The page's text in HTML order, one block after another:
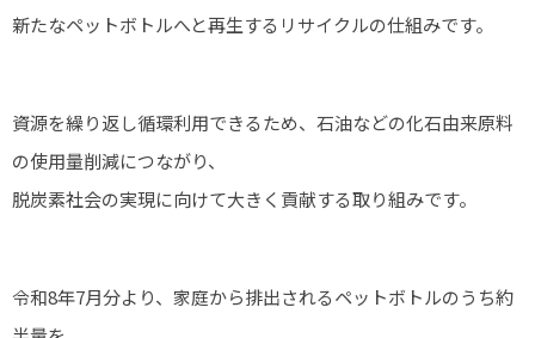
新たなペットボトルへと再生するリサイクルの仕組みです。
資源を繰り返し循環利用できるため、石油などの化石由来原料
の使用量削減につながり、
脱炭素社会の実現に向けて大きく貢献する取り組みです。
令和8年7月分より、家庭から排出されるペットボトルのうち約